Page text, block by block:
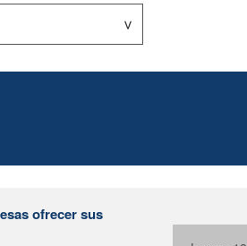
ofrecer sus